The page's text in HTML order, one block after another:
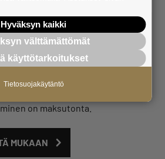
8.30 alkaen, tietoiskut ja rentoa
sillä paikkoja on rajoitetusti!
viisi (5) arkipäivää ennen
on maksutonta.
MUKAAN
Hyväksyn kaikki
välttämättömät
käyttötarkoitukset
Tietosuojakäytäntö